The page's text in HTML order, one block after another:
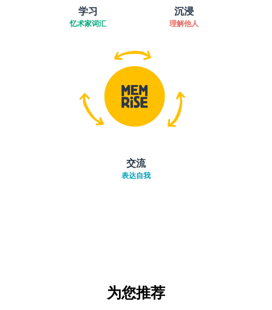
学习
忆术家词汇
沉浸
理解他人
交流
表达自我
为您推荐